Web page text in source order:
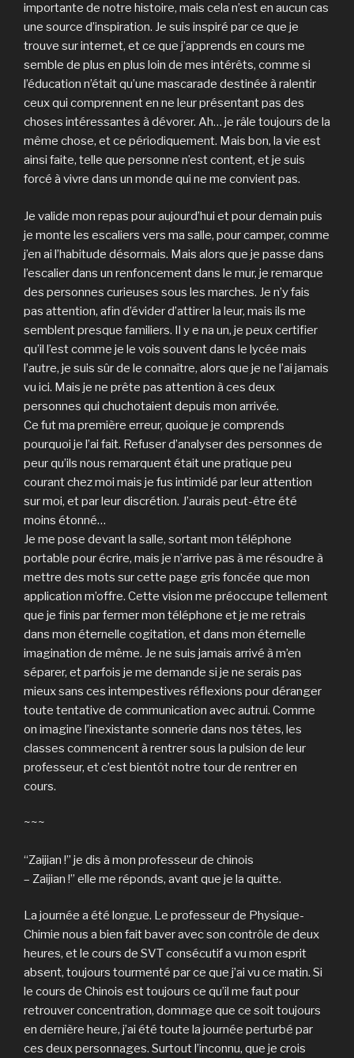
importante de notre histoire, mais cela n’est en aucun cas
une source d’inspiration. Je suis inspiré par ce que je
trouve sur internet, et ce que j’apprends en cours me
semble de plus en plus loin de mes intérêts, comme si
l’éducation n’était qu’une mascarade destinée à ralentir
ceux qui comprennent en ne leur présentant pas des
choses intéressantes à dévorer. Ah… je râle toujours de la
même chose, et ce périodiquement. Mais bon, la vie est
ainsi faite, telle que personne n’est content, et je suis
forcé à vivre dans un monde qui ne me convient pas.
Je valide mon repas pour aujourd’hui et pour demain puis
je monte les escaliers vers ma salle, pour camper, comme
j’en ai l’habitude désormais. Mais alors que je passe dans
l’escalier dans un renfoncement dans le mur, je remarque
des personnes curieuses sous les marches. Je n’y fais
pas attention, afin d’évider d’attirer la leur, mais ils me
semblent presque familiers. Il y e na un, je peux certifier
qu’il l’est comme je le vois souvent dans le lycée mais
l’autre, je suis sûr de le connaître, alors que je ne l’ai jamais
vu ici. Mais je ne prête pas attention à ces deux
personnes qui chuchotaient depuis mon arrivée.
Ce fut ma première erreur, quoique je comprends
pourquoi je l’ai fait. Refuser d’analyser des personnes de
peur qu’ils nous remarquent était une pratique peu
courant chez moi mais je fus intimidé par leur attention
sur moi, et par leur discrétion. J’aurais peut-être été
moins étonné…
Je me pose devant la salle, sortant mon téléphone
portable pour écrire, mais je n’arrive pas à me résoudre à
mettre des mots sur cette page gris foncée que mon
application m’offre. Cette vision me préoccupe tellement
que je finis par fermer mon téléphone et je me retrais
dans mon éternelle cogitation, et dans mon éternelle
imagination de même. Je ne suis jamais arrivé à m’en
séparer, et parfois je me demande si je ne serais pas
mieux sans ces intempestives réflexions pour déranger
toute tentative de communication avec autrui. Comme
on imagine l’inexistante sonnerie dans nos têtes, les
classes commencent à rentrer sous la pulsion de leur
professeur, et c’est bientôt notre tour de rentrer en
cours.
~~~
“Zaijian !” je dis à mon professeur de chinois
– Zaijian !” elle me réponds, avant que je la quitte.
La journée a été longue. Le professeur de Physique-
Chimie nous a bien fait baver avec son contrôle de deux
heures, et le cours de SVT consécutif a vu mon esprit
absent, toujours tourmenté par ce que j’ai vu ce matin. Si
le cours de Chinois est toujours ce qu’il me faut pour
retrouver concentration, dommage que ce soit toujours
en dernière heure, j’ai été toute la journée perturbé par
ces deux personnages. Surtout l’inconnu, que je crois